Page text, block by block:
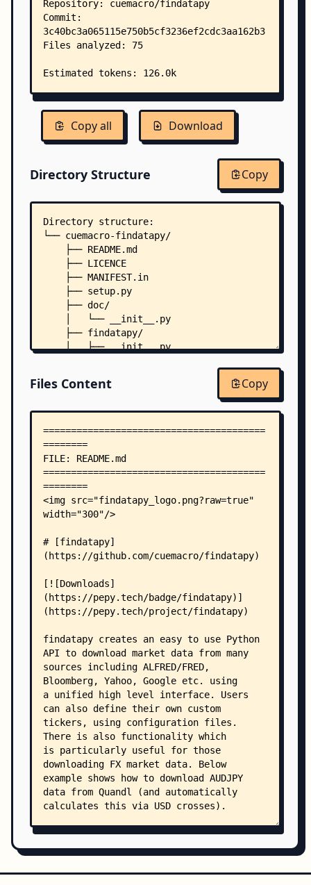
Copy all Download
Directory Structure Copy
Directory structure:
└── cuemacro-findatapy/
    ├── README.md
    ├── LICENCE
    ├── MANIFEST.in
    ├── setup.py
    ├── doc/
    │   └── __init__.py
    ├── findatapy/
    │   ├── __init__.py
    │   │   ├── base_depos_tickers_list.csv
    │   │   ├── econ_country_codes.csv
    │   │   ├── fx_forwards_tickers_maker.csv
    │   │   ├── fx_vol_tickers_maker.csv
    │   │   ├── logging.conf
│   │   ├──
    │   │   └── time_series_fields_list.csv
    │   ├── market/
    │   │   ├── __init__.py
    │   │   ├── datavendor.py
    │   │   ├── datavendorcrypto.py
    │   │   ├── datavendordatabento.py
    │   │   ├── fxclsvolume.py
    │   │   ├── marketdatagenerator.py
    │   │   └── marketdatarequest.py
    │   │   ├── __init__.py
    │   │   ├── calendar.py
    │   │   ├── dataquality.py
    │   │   ├── filter.py
    │   │   ├── retstats.py
    │   │   └── timezone.py
    │   └── util/
    │       ├── __init__.py
    │       ├── cachemanager.py
    │       ├── commonman.py
    │       ├── compat.py
    │       ├── configmanager.py
    │       ├── dataconstants.py
    │       ├── loggermanager.py
    │       ├── set_api_keys.py
    │       ├── swimpool.py
Files Content Copy